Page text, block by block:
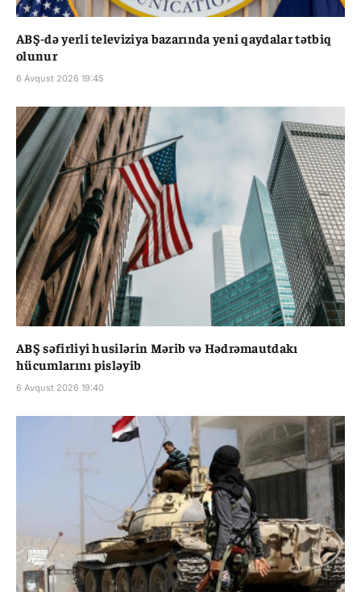
ABŞ-də yerli televiziya bazarında yeni qaydalar tətbiq
olunur
6 Avqust 2026 19:45
ABŞ səfirliyi husilərin Mərib və Hədrəmautdakı
hücumlarını pisləyib
6 Avqust 2026 19:40